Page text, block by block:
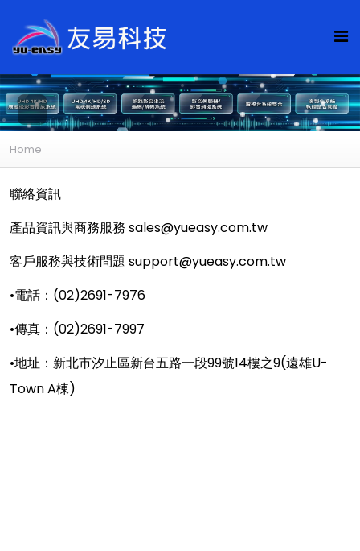
Home
聯絡資訊
產品資訊與商務服務 sales@yueasy.com.tw
客戶服務與技術問題 support@yueasy.com.tw
•電話：(02)2691-7976
•傳真：(02)2691-7997
•地址：新北市汐止區新台五路一段99號14樓之9(遠雄U-
Town A棟)